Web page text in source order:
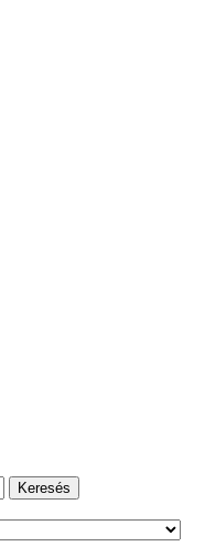
Keresés